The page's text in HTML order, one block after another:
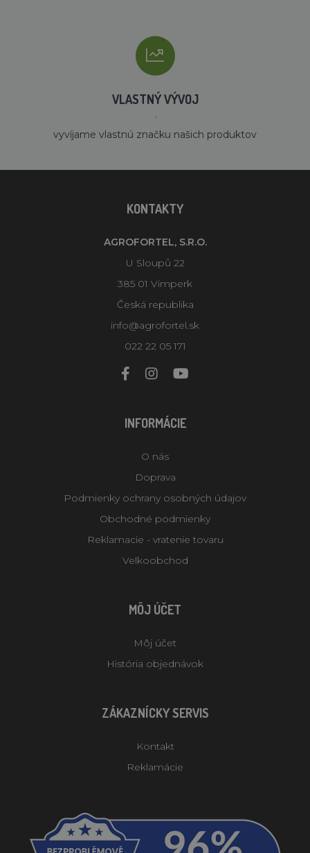
VLASTNÝ VÝVOJ
´
vyvíjame vlastnú značku našich produktov
KONTAKTY
AGROFORTEL, S.R.O.
U Sloupů 22
385 01 Vimperk
Česká republika
info@agrofortel.sk
022 22 05 171
INFORMÁCIE
O nás
Doprava
Podmienky ochrany osobných údajov
Obchodné podmienky
Reklamacie - vratenie tovaru
Velkoobchod
MÔJ ÚČET
Môj účet
História objednávok
ZÁKAZNÍCKY SERVIS
Kontakt
Reklamácie